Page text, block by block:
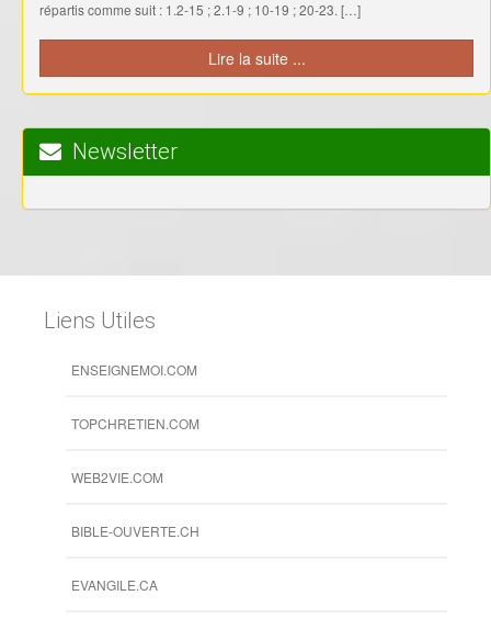
répartis comme suit : 1.2-15 ; 2.1-9 ; 10-19 ; 20-23. […]
Lire la suite ...
Newsletter
Liens Utiles
ENSEIGNEMOI.COM
TOPCHRETIEN.COM
WEB2VIE.COM
BIBLE-OUVERTE.CH
EVANGILE.CA